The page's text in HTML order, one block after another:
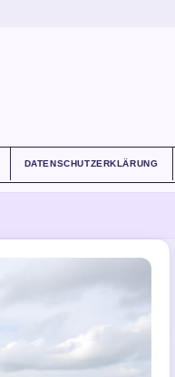
DATENSCHUTZERKLÄRUNG